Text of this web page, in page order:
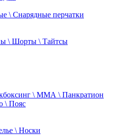
\ Снарядные перчатки
\ Шорты \ Тайтсы
\ ММА \ Панкратион
\ Пояс
\ Носки